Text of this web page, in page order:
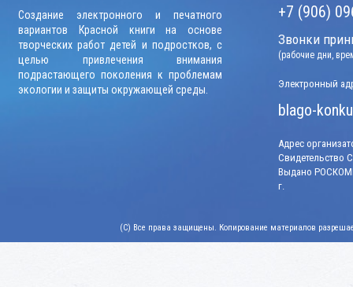
Создание электронного и печатного
вариантов Красной книги на основе
творческих работ детей и подростков, с
целью привлечения внимания
подрастающего поколения к проблемам
экологии и защиты окружающей среды.
+7 (906)
Звонки
(рабочие дни,
Электронный
blago-
Адрес
Свидетельство
Выдано
г.
(C) Все права защищены. Копирование материалов